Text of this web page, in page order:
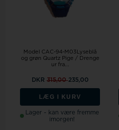
Model CAC-94-M03Lyseblå
og grøn Quartz Pige / Drenge
ur fra...
DKR 315,00235,00
LÆG I KURV
Lager - kan være fremme
imorgen!